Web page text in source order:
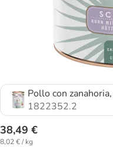
Pollo con
1822352.2
38,49 €
8,02 € / kg